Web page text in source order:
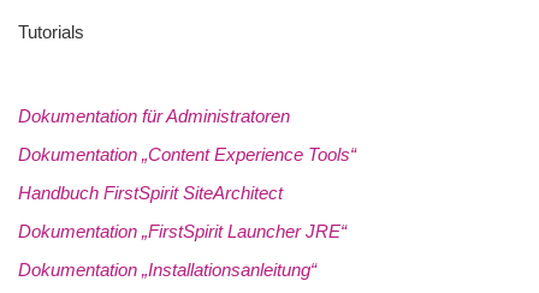
Tutorials
Dokumentation für Administratoren
Dokumentation „Content Experience Tools“
Handbuch FirstSpirit SiteArchitect
Dokumentation „FirstSpirit Launcher JRE“
Dokumentation „Installationsanleitung“